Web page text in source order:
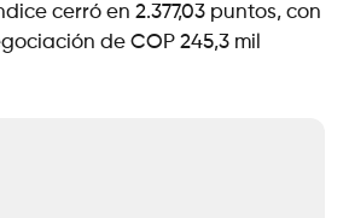
cerró en 2.377,03 puntos, con
de COP 245,3 mil